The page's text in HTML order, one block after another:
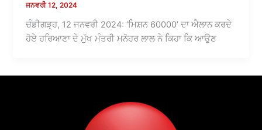
ਜਨਵਰੀ 12, 2024
ਚੰਡੀਗੜ੍ਹ, 12 ਜਨਵਰੀ 2024: ‘ਮਿਸ਼ਨ 60000’ ਦਾ ਐਲਾਨ ਕਰਦੇ
ਹੋਏ ਹਰਿਆਣਾ ਦੇ ਮੁੱਖ ਮੰਤਰੀ ਮਨੋਹਰ ਲਾਲ ਨੇ ਕਿਹਾ ਕਿ ਆਉਣ